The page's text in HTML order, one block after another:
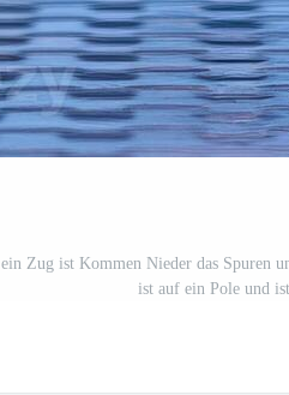
ein Zug ist Kommen Nieder das Spuren
ist auf ein Pole und